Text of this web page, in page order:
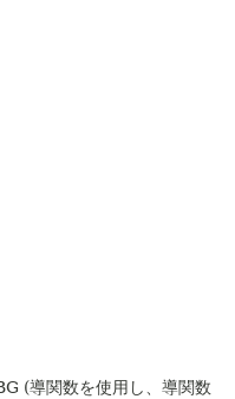
(導関数を使用し、導関数